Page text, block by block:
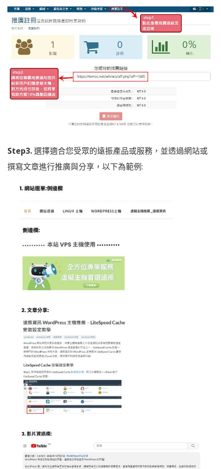
Step3.選擇適合您受眾的遠振產品或服務，並透過網站或
撰寫文章進行推廣與分享，以下為範例: